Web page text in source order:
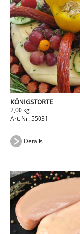
KÖNIGSTORTE
2,00 kg
Art. Nr. 55031
Details